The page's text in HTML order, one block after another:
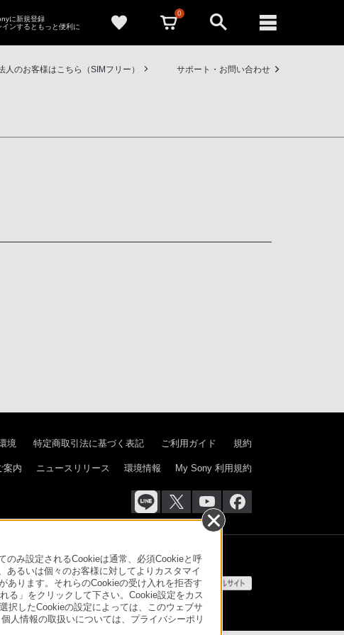
に新規登録
インするともっと便利に
0
人のお客様はこちら（SIMフリー） サポート・お問い合わせ
のみ設定されるCookieは通常、必須Cookieと呼
るいは個々のお客様に対してよりカスタマイ
あります。それらのCookieの受け入れを拒否す
る」をクリックして下さい。Cookie設定をカス
択したCookieの設定によっては、このウェブサ
人情報の取扱いについては、プライバシーポリ
境 特定商取引法に基づく表記 ご利用ガイド 規約
案内 ニュースリリース 環境情報 My Sony 利用規約